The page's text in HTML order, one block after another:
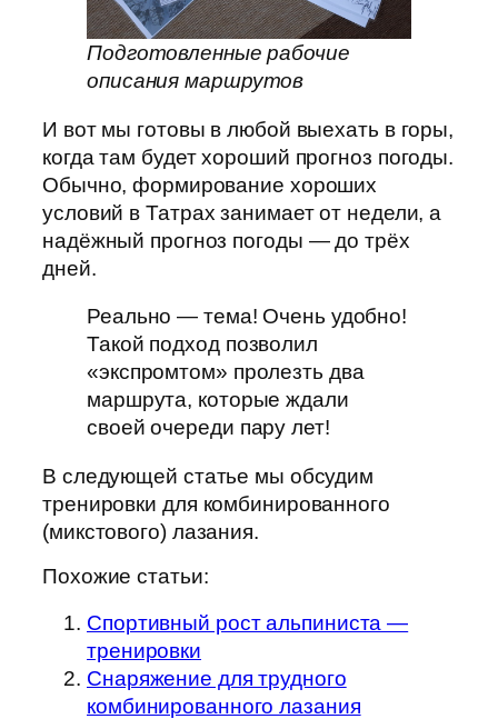
Подготовленные рабочие
описания маршрутов
И вот мы готовы в любой выехать в горы,
когда там будет хороший прогноз погоды.
Обычно, формирование хороших
условий в Татрах занимает от недели, а
надёжный прогноз погоды — до трёх
дней.
Реально — тема! Очень удобно!
Такой подход позволил
«экспромтом» пролезть два
маршрута, которые ждали
своей очереди пару лет!
В следующей статье мы обсудим
тренировки для комбинированного
(микстового) лазания.
Похожие статьи:
Спортивный рост альпиниста —
тренировки
Cнаряжение для трудного
комбинированного лазания